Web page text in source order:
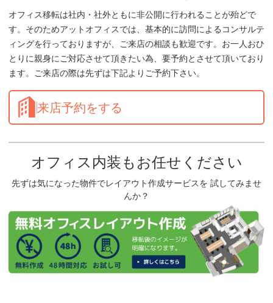
オフィス移転は社内・社外ともに非公開に行われることが殆どで
す。そのためアットオフィスでは、基本的に訪問によるコンサルテ
ィングを行っておりますが、ご来店の相談も歓迎です。お一人おひ
とりに親身にご対応させて頂きたい為、要予約とさせて頂いており
ます。ご来店の際は先ずは下記よりご予約下さい。
来店予約をする
オフィス内装もお任せください
先ずは気になった物件でレイアウト作成サービスを 試してみませ
んか？